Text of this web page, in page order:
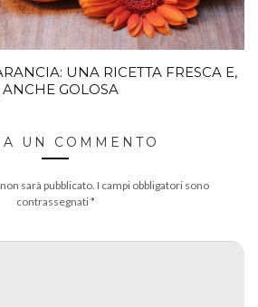
UNA RICETTA FRESCA E,
ANCHE GOLOSA
UN COMMENTO
sarà pubblicato. I campi obbligatori sono
contrassegnati*